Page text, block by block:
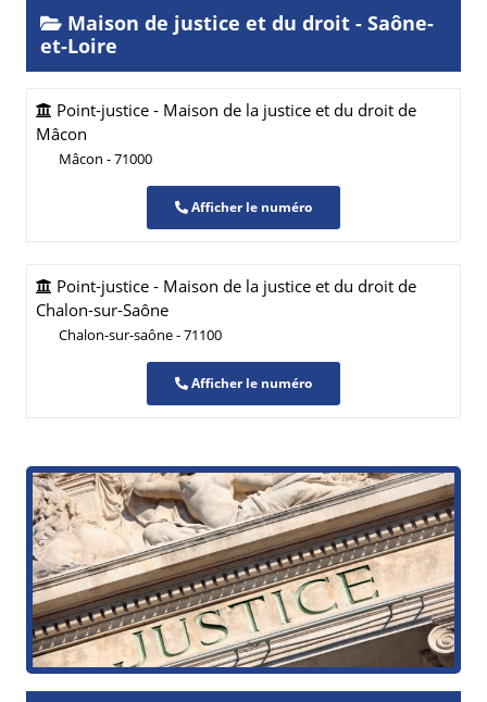
Maison de justice et du droit - Saône-
et-Loire
Point-justice - Maison de la justice et du droit de
Mâcon
Mâcon - 71000
Afficher le numéro
Point-justice - Maison de la justice et du droit de
Chalon-sur-Saône
Chalon-sur-saône - 71100
Afficher le numéro